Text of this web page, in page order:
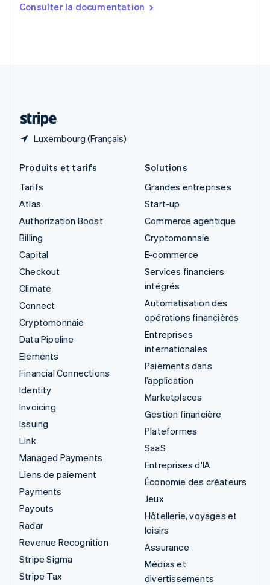
Consulter la documentation
Luxembourg (Français)
English
Produits et tarifs
Tarifs
Atlas
Authorization Boost
Billing
Capital
Checkout
Climate
Connect
Cryptomonnaie
Data Pipeline
Elements
Financial Connections
Identity
Invoicing
Issuing
Link
Managed Payments
Liens de paiement
Payments
Payouts
Radar
Revenue Recognition
Stripe Sigma
Stripe Tax
Solutions
Grandes entreprises
Start-up
Commerce agentique
Cryptomonnaie
E-commerce
Services financiers
intégrés
Automatisation des
opérations financières
Entreprises
internationales
Paiements dans
l’application
Marketplaces
Gestion financière
Plateformes
SaaS
Entreprises d'IA
Économie des créateurs
Jeux
Hôtellerie, voyages et
loisirs
Assurance
Médias et
divertissements